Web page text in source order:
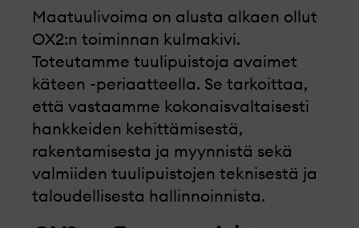
Maatuulivoima on alusta alkaen ollut
OX2:n toiminnan kulmakivi.
Toteutamme tuulipuistoja avaimet
käteen -periaatteella. Se tarkoittaa,
että vastaamme kokonaisvaltaisesti
hankkeiden kehittämisestä,
rakentamisesta ja myynnistä sekä
valmiiden tuulipuistojen teknisestä ja
taloudellisesta hallinnoinnista.